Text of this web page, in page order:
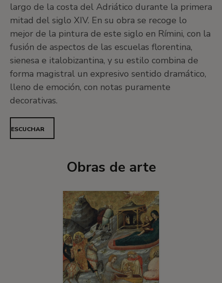
largo de la costa del Adriático durante la primera
mitad del siglo XIV. En su obra se recoge lo
mejor de la pintura de este siglo en Rímini, con la
fusión de aspectos de las escuelas florentina,
sienesa e italobizantina, y su estilo combina de
forma magistral un expresivo sentido dramático,
lleno de emoción, con notas puramente
decorativas.
ESCUCHAR
Obras de arte